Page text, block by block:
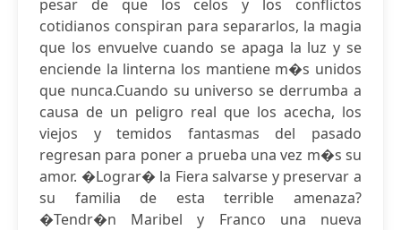
pesar de que los celos y los conflictos
cotidianos conspiran para separarlos, la magia
que los envuelve cuando se apaga la luz y se
enciende la linterna los mantiene m�s unidos
que nunca.Cuando su universo se derrumba a
causa de un peligro real que los acecha, los
viejos y temidos fantasmas del pasado
regresan para poner a prueba una vez m�s su
amor. �Lograr� la Fiera salvarse y preservar a
su familia de esta terrible amenaza?
�Tendr�n Maribel y Franco una nueva